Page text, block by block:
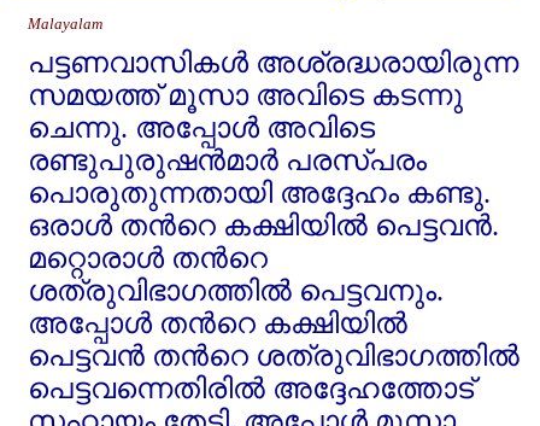
Malayalam
പട്ടണവാസികള്‍ അശ്രദ്ധരായിരുന്ന
സമയത്ത്‌ മൂസാ അവിടെ കടന്നു
ചെന്നു. അപ്പോള്‍ അവിടെ
രണ്ടുപുരുഷന്‍മാര്‍ പരസ്പരം
പൊരുതുന്നതായി അദ്ദേഹം കണ്ടു.
ഒരാള്‍ തന്‍റെ കക്ഷിയില്‍ പെട്ടവന്‍.
മറ്റൊരാള്‍ തന്‍റെ
ശത്രുവിഭാഗത്തില്‍ പെട്ടവനും.
അപ്പോള്‍ തന്‍റെ കക്ഷിയില്‍
പെട്ടവന്‍ തന്‍റെ ശത്രുവിഭാഗത്തില്‍
പെട്ടവന്നെതിരില്‍ അദ്ദേഹത്തോട്‌